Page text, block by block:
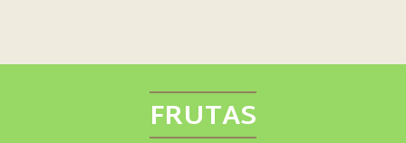
FRUTAS